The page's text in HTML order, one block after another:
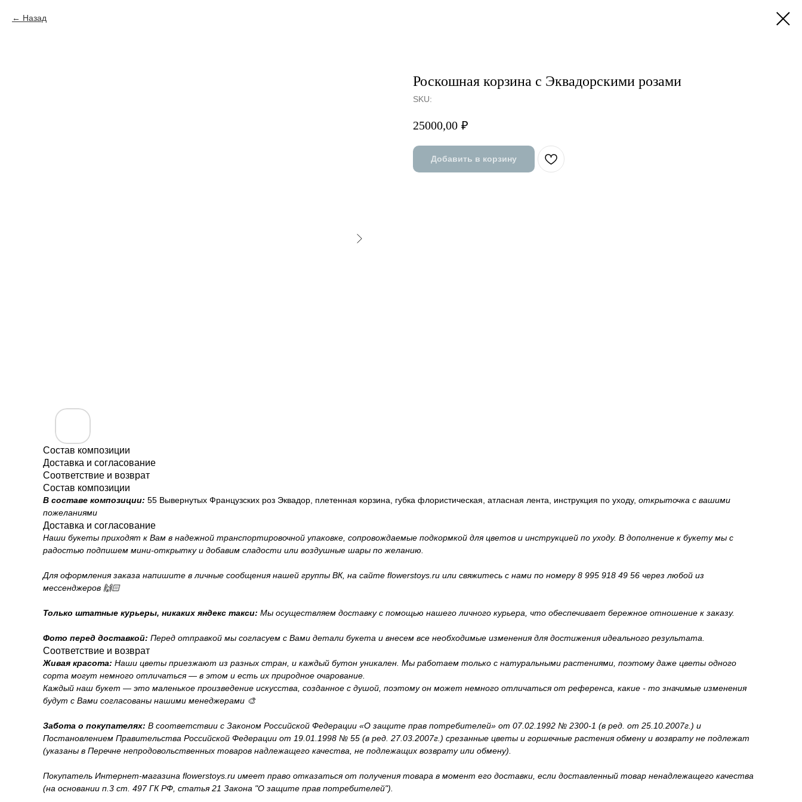
Назад
Роскошная корзина с Эквадорскими розами
SKU:
25000,00 ₽
Добавить в корзину
Состав композиции
Доставка и согласование
Соответствие и возврат
Состав композиции
В составе композиции: 55 Вывернутых Французских роз Эквадор, плетенная корзина, губка флористическая, атласная лента, инструкция по уходу, открыточка с вашими
пожеланиями
Доставка и согласование
Наши букеты приходят к Вам в надежной транспортировочной упаковке, сопровождаемые подкормкой для цветов и инструкцией по уходу. В дополнение к букету мы с
радостью подпишем мини-открытку и добавим сладости или воздушные шары по желанию.
Для оформления заказа напишите в личные сообщения нашей группы ВК, на сайте flowerstoys.ru или свяжитесь с нами по номеру 8 995 918 49 56 через любой из
мессенджеров 🙌🏻
Только штатные курьеры, никаких яндекс такси: Мы осуществляем доставку с помощью нашего личного курьера, что обеспечивает бережное отношение к заказу.
Фото перед доставкой: Перед отправкой мы согласуем с Вами детали букета и внесем все необходимые изменения для достижения идеального результата.
Соответствие и возврат
Живая красота: Наши цветы приезжают из разных стран, и каждый бутон уникален. Мы работаем только с натуральными растениями, поэтому даже цветы одного
сорта могут немного отличаться — в этом и есть их природное очарование.
Каждый наш букет — это маленькое произведение искусства, созданное с душой, поэтому он может немного отличаться от референса, какие - то значимые изменения
будут с Вами согласованы нашими менеджерами 🎨
Забота о покупателях: В соответствии с Законом Российской Федерации «О защите прав потребителей» от 07.02.1992 № 2300-1 (в ред. от 25.10.2007г.) и
Постановлением Правительства Российской Федерации от 19.01.1998 № 55 (в ред. 27.03.2007г.) срезанные цветы и горшечные растения обмену и возврату не подлежат
(указаны в Перечне непродовольственных товаров надлежащего качества, не подлежащих возврату или обмену).
Покупатель Интернет-магазина flowerstoys.ru имеет право отказаться от получения товара в момент его доставки, если доставленный товар ненадлежащего качества
(на основании п.3 ст. 497 ГК РФ, статья 21 Закона "О защите прав потребителей").